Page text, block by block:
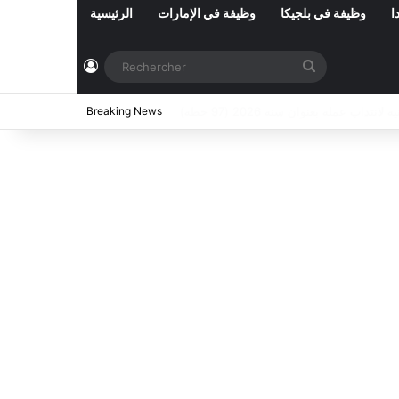
الرئيسية وظيفة في الإمارات وظيفة في بلجيكا
Connexion
Breaking News